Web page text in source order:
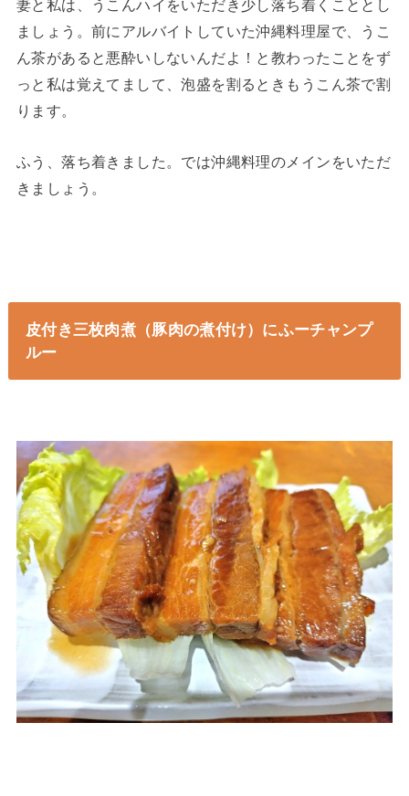
妻と私は、うこんハイをいただき少し落ち着くこととし
ましょう。前にアルバイトしていた沖縄料理屋で、うこ
ん茶があると悪酔いしないんだよ！と教わったことをず
っと私は覚えてまして、泡盛を割るときもうこん茶で割
ります。
ふう、落ち着きました。では沖縄料理のメインをいただ
きましょう。
皮付き三枚肉煮（豚肉の煮付け）にふーチャンプ
ルー